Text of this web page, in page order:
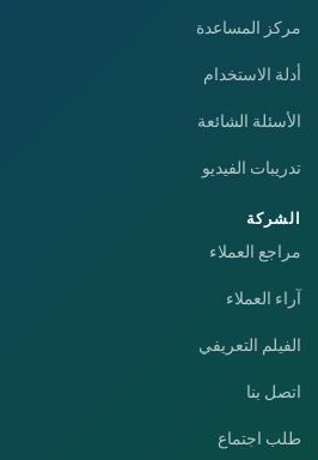
مركز المساعدة
أدلة الاستخدام
الأسئلة الشائعة
تدريبات الفيديو
الشركة
مراجع العملاء
آراء العملاء
الفيلم التعريفي
اتصل بنا
طلب اجتماع